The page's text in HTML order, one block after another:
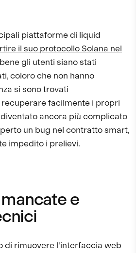
piattaforme di liquid
il suo protocollo Solana nel
gli utenti siano stati
coloro che non hanno
si sono trovati
facilmente i propri
ancora più complicato
un bug nel contratto smart,
impedito i prelievi.
e
di rimuovere l'interfaccia web